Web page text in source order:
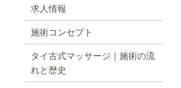
求人情報
施術コンセプト
タイ古式マッサージ｜施術の流
れと歴史